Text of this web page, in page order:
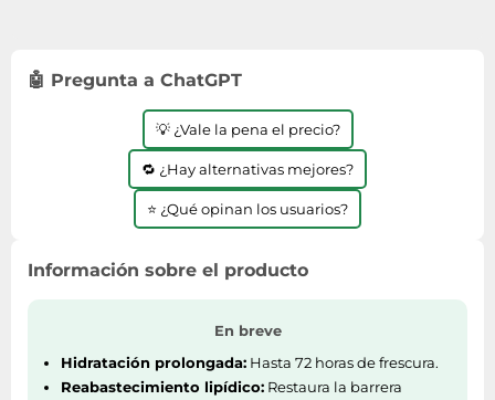
🤖 Pregunta a ChatGPT
💡 ¿Vale la pena el precio?
🔁 ¿Hay alternativas mejores?
⭐ ¿Qué opinan los usuarios?
Información sobre el producto
En breve
Hidratación prolongada: Hasta 72 horas de frescura.
Reabastecimiento lipídico: Restaura la barrera